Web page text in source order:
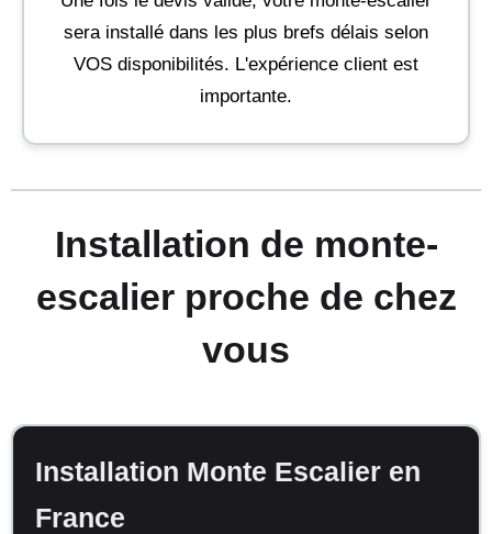
sera installé dans les plus brefs délais selon
VOS disponibilités. L'expérience client est
importante.
Installation de monte-
escalier proche de chez
vous
Installation Monte Escalier en
France